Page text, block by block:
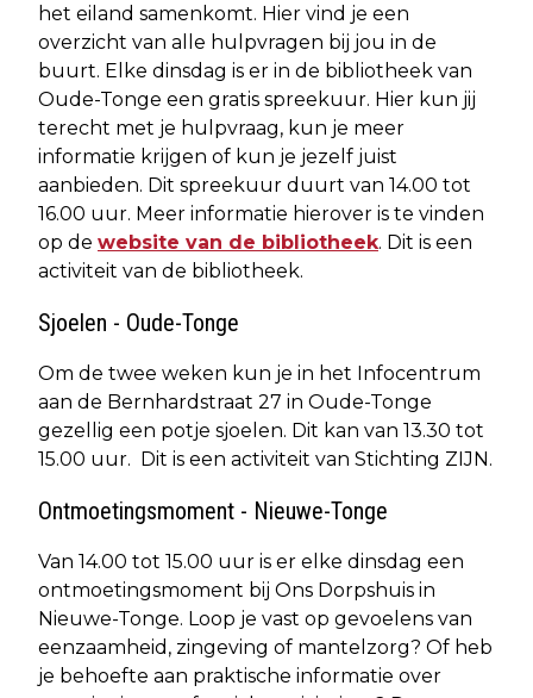
het eiland samenkomt. Hier vind je een
overzicht van alle hulpvragen bij jou in de
buurt. Elke dinsdag is er in de bibliotheek van
Oude-Tonge een gratis spreekuur. Hier kun jij
terecht met je hulpvraag, kun je meer
informatie krijgen of kun je jezelf juist
aanbieden. Dit spreekuur duurt van 14.00 tot
16.00 uur. Meer informatie hierover is te vinden
op de website van de bibliotheek. Dit is een
activiteit van de bibliotheek.
Sjoelen - Oude-Tonge
Om de twee weken kun je in het Infocentrum
aan de Bernhardstraat 27 in Oude-Tonge
gezellig een potje sjoelen. Dit kan van 13.30 tot
15.00 uur. Dit is een activiteit van Stichting ZIJN.
Ontmoetingsmoment - Nieuwe-Tonge
Van 14.00 tot 15.00 uur is er elke dinsdag een
ontmoetingsmoment bij Ons Dorpshuis in
Nieuwe-Tonge. Loop je vast op gevoelens van
eenzaamheid, zingeving of mantelzorg? Of heb
je behoefte aan praktische informatie over